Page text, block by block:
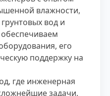
влажности,
вод и
его
поддержку на
где инженерная
задачи.